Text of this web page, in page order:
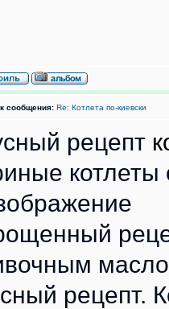
сообщения: Re: Котлета по-киевски
рецепт
рецепт.